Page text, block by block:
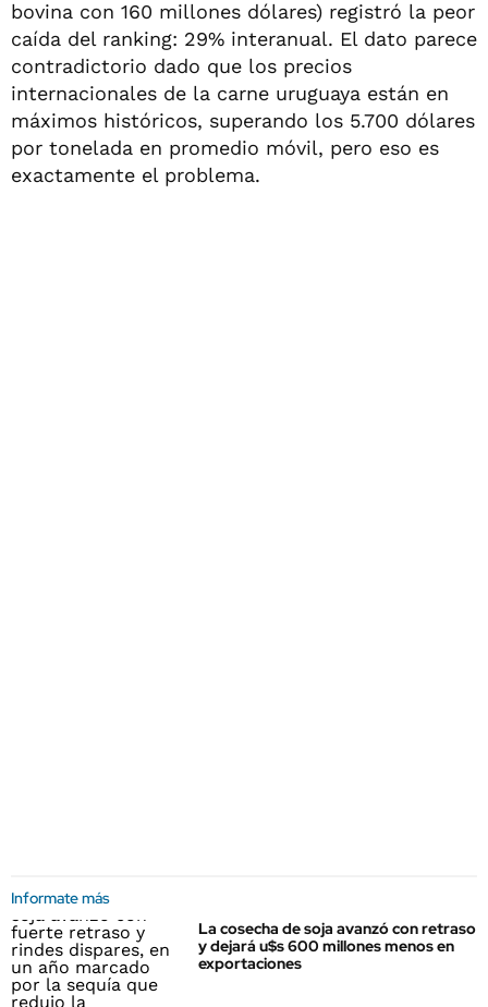
bovina con 160 millones dólares) registró la peor
caída del ranking: 29% interanual. El dato parece
contradictorio dado que los precios
internacionales de la carne uruguaya están en
máximos históricos, superando los 5.700 dólares
por tonelada en promedio móvil, pero eso es
exactamente el problema.
Informate más
La cosecha de soja avanzó con retraso
y dejará u$s 600 millones menos en
exportaciones